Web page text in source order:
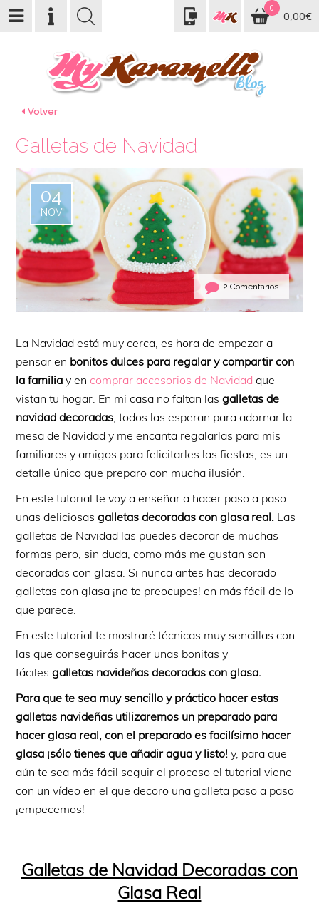
0
0,00€
Volver
Galletas de Navidad
04
NOV
2 Comentarios
La Navidad está muy cerca, es hora de empezar a
pensar en bonitos dulces para regalar y compartir con
la familia y en comprar accesorios de Navidad que
vistan tu hogar. En mi casa no faltan lasgalletas de
navidad decoradas , todos las esperan para adornar la
mesa de Navidad y me encanta regalarlas para mis
familiares y amigos para felicitarles las fiestas, es un
detalle único que preparo con mucha ilusión.
En este tutorial te voy a enseñar a hacer paso a paso
unas deliciosas galletas decoradas con glasa real. Las
galletas de Navidad las puedes decorar de muchas
formas pero, sin duda, como más me gustan son
decoradas con glasa. Si nunca antes has decorado
galletas con glasa ¡no te preocupes! en más fácil de lo
que parece.
En este tutorial te mostraré técnicas muy sencillas con
las que conseguirás hacer unas bonitas y
fácilesgalletas navideñas decoradas con glasa.
Para que te sea muy sencillo y práctico hacer estas
galletas navideñas utilizaremos un preparado para
hacer glasa real, con el preparado es facilísimo hacer
glasa ¡sólo tienes que añadir agua y listo! y, para que
aún te sea más fácil seguir el proceso el tutorial viene
con un vídeo en el que decoro una galleta paso a paso
¡empecemos!
Galletas de Navidad Decoradas con
Glasa Real